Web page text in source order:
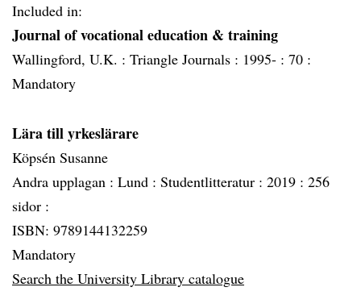
Included in:
Journal of vocational education & training
Wallingford, U.K. : Triangle Journals : 1995- : 70 :
Mandatory
Lära till yrkeslärare
Köpsén Susanne
Andra upplagan : Lund : Studentlitteratur : 2019 : 256
sidor :
ISBN: 9789144132259
Mandatory
Search the University Library catalogue